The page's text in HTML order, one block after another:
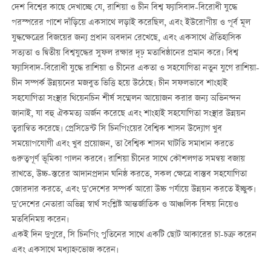
দেশ বিশ্বের কাছে দেখাচ্ছে যে, রাশিয়া ও চীন বিশ্ব ফ্যাসিবাদ-বিরোধী যুদ্ধে
পরস্পরের পাশে দাঁড়িয়ে একসাথে লড়াই করেছিল, এবং ইউরোপীয় ও পূর্ব মূল
যুদ্ধক্ষেত্রের বিজয়ের জন্য প্রধান অবদান রেখেছে, এবং একসাথে ঐতিহাসিক
সত্যতা ও দ্বিতীয় বিশ্বযুদ্ধের সুফল রক্ষার দৃঢ় মতাধিষ্ঠানের প্রমান করে। বিশ্ব
ফ্যাসিবাদ-বিরোধী যুদ্ধে রাশিয়া ও চীনের একতা ও সহযোগিতা নতুন যুগে রাশিয়া-
চীন সম্পর্ক উন্নয়নের মজবুত ভিত্তি হয়ে উঠেছে। চীন সফলভাবে শাংহাই
সহযোগিতা সংস্থার থিয়েনচিন শীর্ষ সম্মেলন আয়োজন করার জন্য অভিনন্দন
জানাই, যা বহু ঐকমত্য অর্জন করেছে এবং শাংহাই সহযোগিতা সংস্থার উন্নয়ন
ত্বরান্বিত করেছে। প্রেসিডেন্ট সি চিনপিংয়ের বৈশ্বিক শাসন উদ্যোগ খুব
সময়োপযোগী এবং খুব প্রয়োজন, তা বৈশ্বিক শাসন ঘাটতি সমাধান করতে
গুরুত্বপূর্ণ ভূমিকা পালন করবে। রাশিয়া চীনের সাথে কৌশলগত সমন্বয় বজায়
রাখতে, উচ্চ-স্তরের আদানপ্রদান ঘনিষ্ঠ করতে, সকল ক্ষেত্রে বাস্তব সহযোগিতা
জোরদার করতে, এবং দু’দেশের সম্পর্ক আরো উচ্চ পর্যায়ে উন্নয়ন করতে ইচ্ছুক।
দু’দেশের নেতারা অভিন্ন স্বার্থ সংশ্লিষ্ট আন্তর্জাতিক ও আঞ্চলিক বিষয় নিয়েও
মতবিনিময় করেন।
একই দিন দুপুরে, সি চিনপিং পুতিনের সাথে একটি ছোট আকারের চা-চক্র করেন
এবং একসাথে মধ্যাহ্নভোজ করেন।